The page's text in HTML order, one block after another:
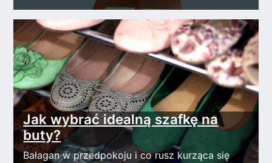
Jak wybrać idealną szafkę na
buty?
Bałagan w przedpokoju i co rusz kurząca się